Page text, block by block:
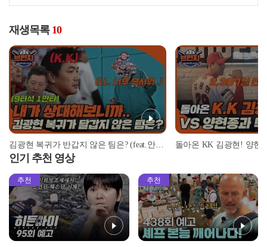
재생목록 10
김광현 복귀가 반갑지 않은 팀은? (feat.안치용 vs 김광현 상대전적) | #베이스볼런치 2022.03.11
인기 추천 영상
추천 추천